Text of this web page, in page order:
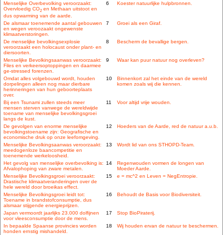
Menselijke Overbevolking veroorzaakt:
Overvloedig CO2 en Methaan uitstoot en
dus opwarming van de aarde.
6 Koester natuurlijke hulpbronnen.
De alsmaar toenemende aantal gebouwen
en wegen veroozaakt ongewenste
klimaatverstoringen.
7 Groei als een Giraf.
De menselijke bevolkingsexplosie
veroorzaakt een holocaust onder plant- en
diersoorten.
8 Bescherm de bevallige bergen.
Menselijke Bevolkingsaanwas veroorzaakt:
Files en verkeersoptoppingen en daarmee
ge-stressed forenzen.
9 Waar kan puur natuur nog overleven?
Omdat alles volgebouwd wordt, houden
dorpelingen alleen nog maar dierbare
herinneringen van hun geboorteplaats
over.
10
Binnenkort zal het einde van de wereld
komen zoals wij die kennen.
Bij een Tsunami zullen steeds meer
mensen sterven vanwege de wereldwijde
toename van menselijke bevolkingsgroei
langs de kust.
11 Voor altijd vrije wouden.
De gevolgen van enorme menselijke
bevolkingstoename zijn: Geografische en
economische druk op onze leefomgeving.
12 Hoeders van de Aarde, red de natuur a.u.b.
Menselijke Bevolkingsaanwas veroorzaakt:
meedogenloze baancompetitie en
toenemende werkeloosheid.
13 Wordt lid van ons STHOPD-Team.
Het gevolg van menselijke overbevolking is:
Afvalophoping van zware metalen.
14
Regenwouden vormen de longen van
Moeder Aarde.
Menselijke Bevolkingsgroei veroorzaakt:
Drastische klimaatveranderingen over de
hele wereld door broeikas effect.
15 e = mc^2 en Leven = NegEntropie.
Menselijke Bevolkingsgroei leidt tot:
Toename in brandstofconsumptie, dus
alsmaar stijgende energieprijzen.
16 Behoudt de Basis voor Biodiversiteit.
Japan vermoordt jaarlijks 23.000 dolfijnen
voor vleesconsumptie door de mens.
17 Stop BioPiraterij.
In bepaalde Spaanse provincies worden
honden ernstig mishandeld.
18 Wij houden ervan de natuur te beschermen.